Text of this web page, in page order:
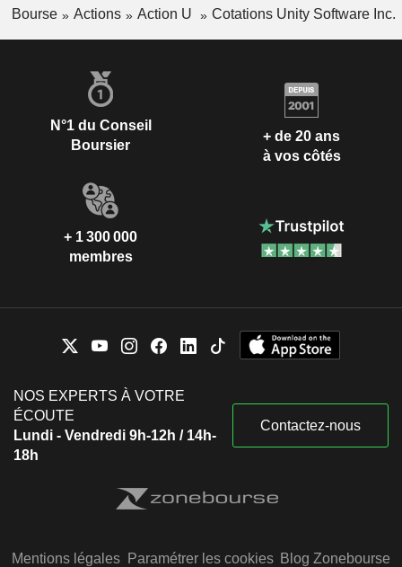
Bourse Actions Action U Cotations Unity Software Inc.
N°1 du Conseil
Boursier
+ de 20 ans
à vos côtés
+ 1 300 000
membres
NOS EXPERTS À VOTRE
ÉCOUTE
Lundi - Vendredi 9h-12h / 14h-
18h
Contactez-nous
Mentions légales Paramétrer les cookies Blog Zonebourse